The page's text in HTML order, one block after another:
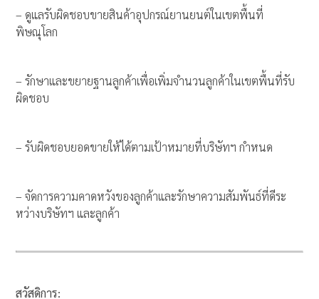
– ดูแลรับผิดชอบขายสินค้าอุปกรณ์ยานยนต์ในเขตพื้นที่
พิษณุโลก
– รักษาและขยายฐานลูกค้าเพื่อเพิ่มจำนวนลูกค้าในเขตพื้นที่รับ
ผิดชอบ
– รับผิดชอบยอดขายให้ได้ตามเป้าหมายที่บริษัทฯ กำหนด
– จัดการความคาดหวังของลูกค้าและรักษาความสัมพันธ์ที่ดีระ
หว่างบริษัทฯ และลูกค้า
สวัสดิการ: